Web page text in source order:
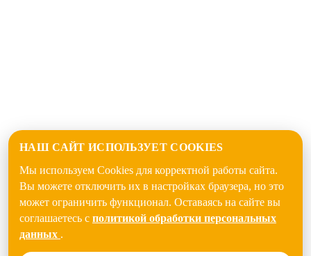
НАШ САЙТ ИСПОЛЬЗУЕТ COOKIES
Мы используем Cookies для корректной работы сайта.
Вы можете отключить их в настройках браузера, но это
может ограничить функционал. Оставаясь на сайте вы
соглашаетесь с политикой обработки персональных
данных .